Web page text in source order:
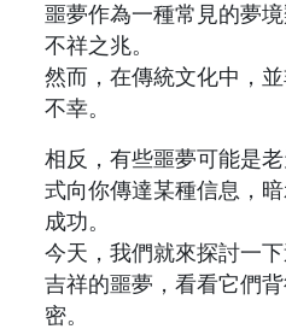
噩夢作為一種常見的夢
不祥之兆。
然而，在傳統文化中，
不幸。
相反，有些噩夢可能是
式向你傳達某種信息，
成功。
今天，我們就來探討一
吉祥的噩夢，看看它們
密。